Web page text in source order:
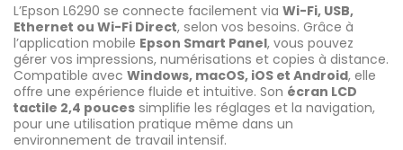
L’Epson L6290 se connecte facilement via Wi-Fi, USB,
Ethernet ou Wi-Fi Direct, selon vos besoins. Grâce à
l’application mobile Epson Smart Panel, vous pouvez
gérer vos impressions, numérisations et copies à distance.
Compatible avec Windows, macOS, iOS et Android, elle
offre une expérience fluide et intuitive. Son écran LCD
tactile 2,4 pouces simplifie les réglages et la navigation,
pour une utilisation pratique même dans un
environnement de travail intensif.